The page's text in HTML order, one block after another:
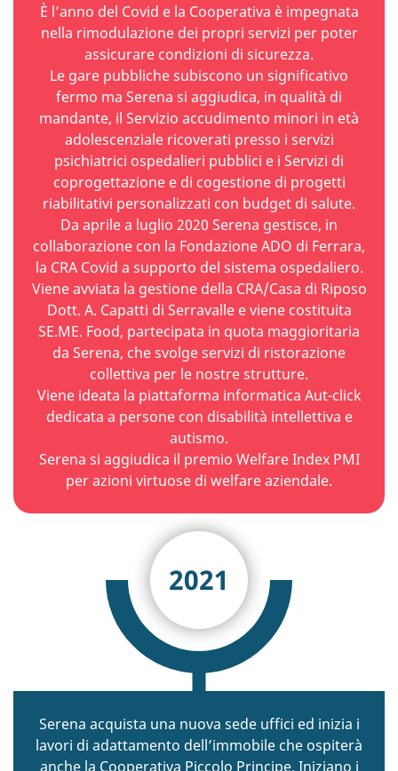
È l’anno del Covid e la Cooperativa è impegnata
nella rimodulazione dei propri servizi per poter
assicurare condizioni di sicurezza.
Le gare pubbliche subiscono un significativo
fermo ma Serena si aggiudica, in qualità di
mandante, il Servizio accudimento minori in età
adolescenziale ricoverati presso i servizi
psichiatrici ospedalieri pubblici e i Servizi di
coprogettazione e di cogestione di progetti
riabilitativi personalizzati con budget di salute.
Da aprile a luglio 2020 Serena gestisce, in
collaborazione con la Fondazione ADO di Ferrara,
la CRA Covid a supporto del sistema ospedaliero.
Viene avviata la gestione della CRA/Casa di Riposo
Dott. A. Capatti di Serravalle e viene costituita
SE.ME. Food, partecipata in quota maggioritaria
da Serena, che svolge servizi di ristorazione
collettiva per le nostre strutture.
Viene ideata la piattaforma informatica Aut-click
dedicata a persone con disabilità intellettiva e
autismo.
Serena si aggiudica il premio Welfare Index PMI
per azioni virtuose di welfare aziendale.
2021
Serena acquista una nuova sede uffici ed inizia i
lavori di adattamento dell’immobile che ospiterà
anche la Cooperativa Piccolo Principe. Iniziano i